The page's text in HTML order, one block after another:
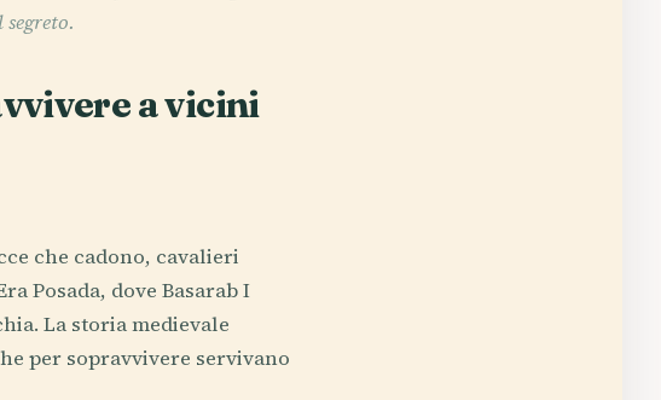
a vicini
che cadono, cavalieri
Posada, dove Basarab I
La storia medievale
per sopravvivere servivano